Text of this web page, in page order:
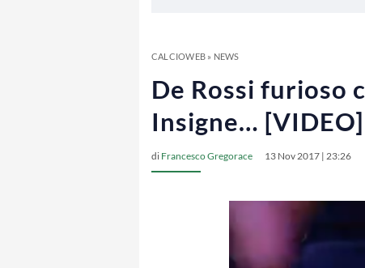
CALCIOWEB» NEWS
De Rossi furioso
Insigne… [VIDEO]
di Francesco Gregorace 13 Nov 2017 | 23:26